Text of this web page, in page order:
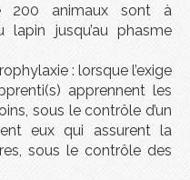
200 animaux sont à
jusqu’au phasme
: lorsque l’exige
apprennent les
sous le contrôle d’un
eux qui assurent la
sous le contrôle des